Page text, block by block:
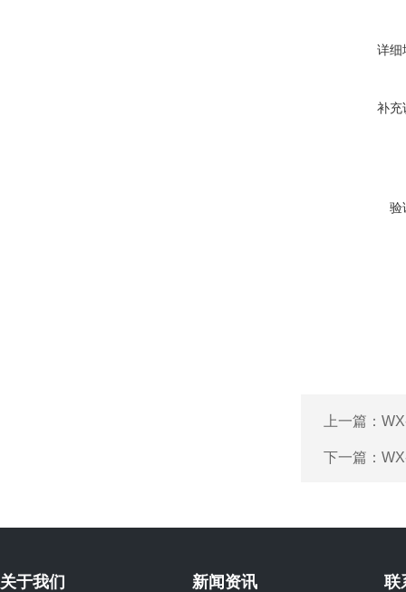
详细
补充
验
上一篇：
下一篇：
关于我们 新闻资讯 联